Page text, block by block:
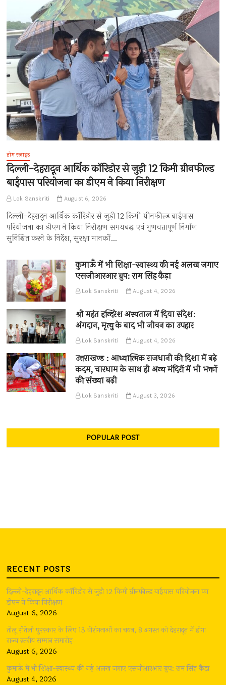
होम स्लाइड
दिल्ली-देहरादून आर्थिक कॉरिडोर से जुड़ी 12 किमी ग्रीनफील्ड
बाईपास परियोजना का डीएम ने किया निरीक्षण
Lok Sanskriti August 6, 2026
दिल्ली-देहरादून आर्थिक कॉरिडोर से जुड़ी 12 किमी ग्रीनफील्ड बाईपास
परियोजना का डीएम ने किया निरीक्षण समयबद्ध एवं गुणवत्तापूर्ण निर्माण
सुनिश्चित करने के निर्देश, सुरक्षा मानकों…
कुमाऊँ में भी शिक्षा-स्वास्थ्य की नई अलख जगाए
एसजीआरआर ग्रुप: राम सिंह कैड़ा
Lok Sanskriti August 4, 2026
श्री महंत इन्दिरेश अस्पताल में दिया संदेश:
अंगदान, मृत्यु के बाद भी जीवन का उपहार
Lok Sanskriti August 4, 2026
उत्तराखण्ड : आध्यात्मिक राजधानी की दिशा में बढ़े
कदम, चारधाम के साथ ही अन्य मंदिरों में भी भक्तों
की संख्या बढ़ी
Lok Sanskriti August 3, 2026
POPULAR POST
RECENT POSTS
दिल्ली-देहरादून आर्थिक कॉरिडोर से जुड़ी 12 किमी ग्रीनफील्ड बाईपास परियोजना का
डीएम ने किया निरीक्षण
August 6, 2026
तीलू रौतेली पुरस्कार के लिए 13 वीरांगनाओं का चयन, 8 अगस्त को देहरादून में होगा
राज्य स्तरीय सम्मान समारोह
August 6, 2026
कुमाऊँ में भी शिक्षा-स्वास्थ्य की नई अलख जगाए एसजीआरआर ग्रुप: राम सिंह कैड़ा
August 4, 2026